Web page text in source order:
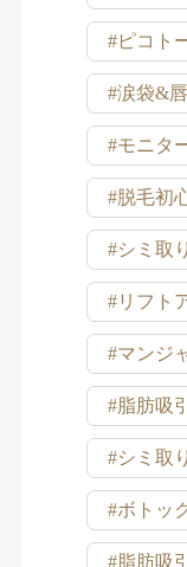
#ピコト
#涙袋&
#モニタ
#脱毛初
#シミ取
#リフト
#マンジ
#脂肪吸
#シミ取
#ボトッ
#脂肪吸